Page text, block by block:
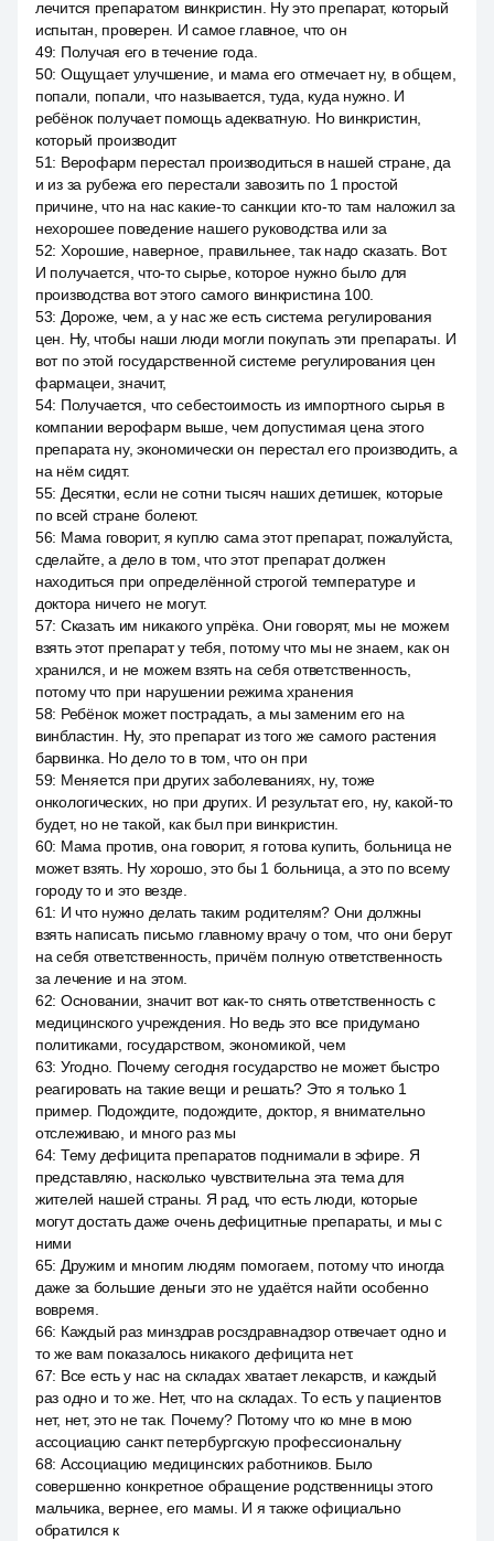
лечится препаратом винкристин. Ну это препарат, который
испытан, проверен. И самое главное, что он
49: Получая его в течение года.
50: Ощущает улучшение, и мама его отмечает ну, в общем,
попали, попали, что называется, туда, куда нужно. И
ребёнок получает помощь адекватную. Но винкристин,
который производит
51: Верофарм перестал производиться в нашей стране, да
и из за рубежа его перестали завозить по 1 простой
причине, что на нас какие-то санкции кто-то там наложил за
нехорошее поведение нашего руководства или за
52: Хорошие, наверное, правильнее, так надо сказать. Вот.
И получается, что-то сырье, которое нужно было для
производства вот этого самого винкристина 100.
53: Дороже, чем, а у нас же есть система регулирования
цен. Ну, чтобы наши люди могли покупать эти препараты. И
вот по этой государственной системе регулирования цен
фармацеи, значит,
54: Получается, что себестоимость из импортного сырья в
компании верофарм выше, чем допустимая цена этого
препарата ну, экономически он перестал его производить, а
на нём сидят.
55: Десятки, если не сотни тысяч наших детишек, которые
по всей стране болеют.
56: Мама говорит, я куплю сама этот препарат, пожалуйста,
сделайте, а дело в том, что этот препарат должен
находиться при определённой строгой температуре и
доктора ничего не могут.
57: Сказать им никакого упрёка. Они говорят, мы не можем
взять этот препарат у тебя, потому что мы не знаем, как он
хранился, и не можем взять на себя ответственность,
потому что при нарушении режима хранения
58: Ребёнок может пострадать, а мы заменим его на
винбластин. Ну, это препарат из того же самого растения
барвинка. Но дело то в том, что он при
59: Меняется при других заболеваниях, ну, тоже
онкологических, но при других. И результат его, ну, какой-то
будет, но не такой, как был при винкристин.
60: Мама против, она говорит, я готова купить, больница не
может взять. Ну хорошо, это бы 1 больница, а это по всему
городу то и это везде.
61: И что нужно делать таким родителям? Они должны
взять написать письмо главному врачу о том, что они берут
на себя ответственность, причём полную ответственность
за лечение и на этом.
62: Основании, значит вот как-то снять ответственность с
медицинского учреждения. Но ведь это все придумано
политиками, государством, экономикой, чем
63: Угодно. Почему сегодня государство не может быстро
реагировать на такие вещи и решать? Это я только 1
пример. Подождите, подождите, доктор, я внимательно
отслеживаю, и много раз мы
64: Тему дефицита препаратов поднимали в эфире. Я
представляю, насколько чувствительна эта тема для
жителей нашей страны. Я рад, что есть люди, которые
могут достать даже очень дефицитные препараты, и мы с
ними
65: Дружим и многим людям помогаем, потому что иногда
даже за большие деньги это не удаётся найти особенно
вовремя.
66: Каждый раз минздрав росздравнадзор отвечает одно и
то же вам показалось никакого дефицита нет.
67: Все есть у нас на складах хватает лекарств, и каждый
раз одно и то же. Нет, что на складах. То есть у пациентов
нет, нет, это не так. Почему? Потому что ко мне в мою
ассоциацию санкт петербургскую профессиональну
68: Ассоциацию медицинских работников. Было
совершенно конкретное обращение родственницы этого
мальчика, вернее, его мамы. И я также официально
обратился к